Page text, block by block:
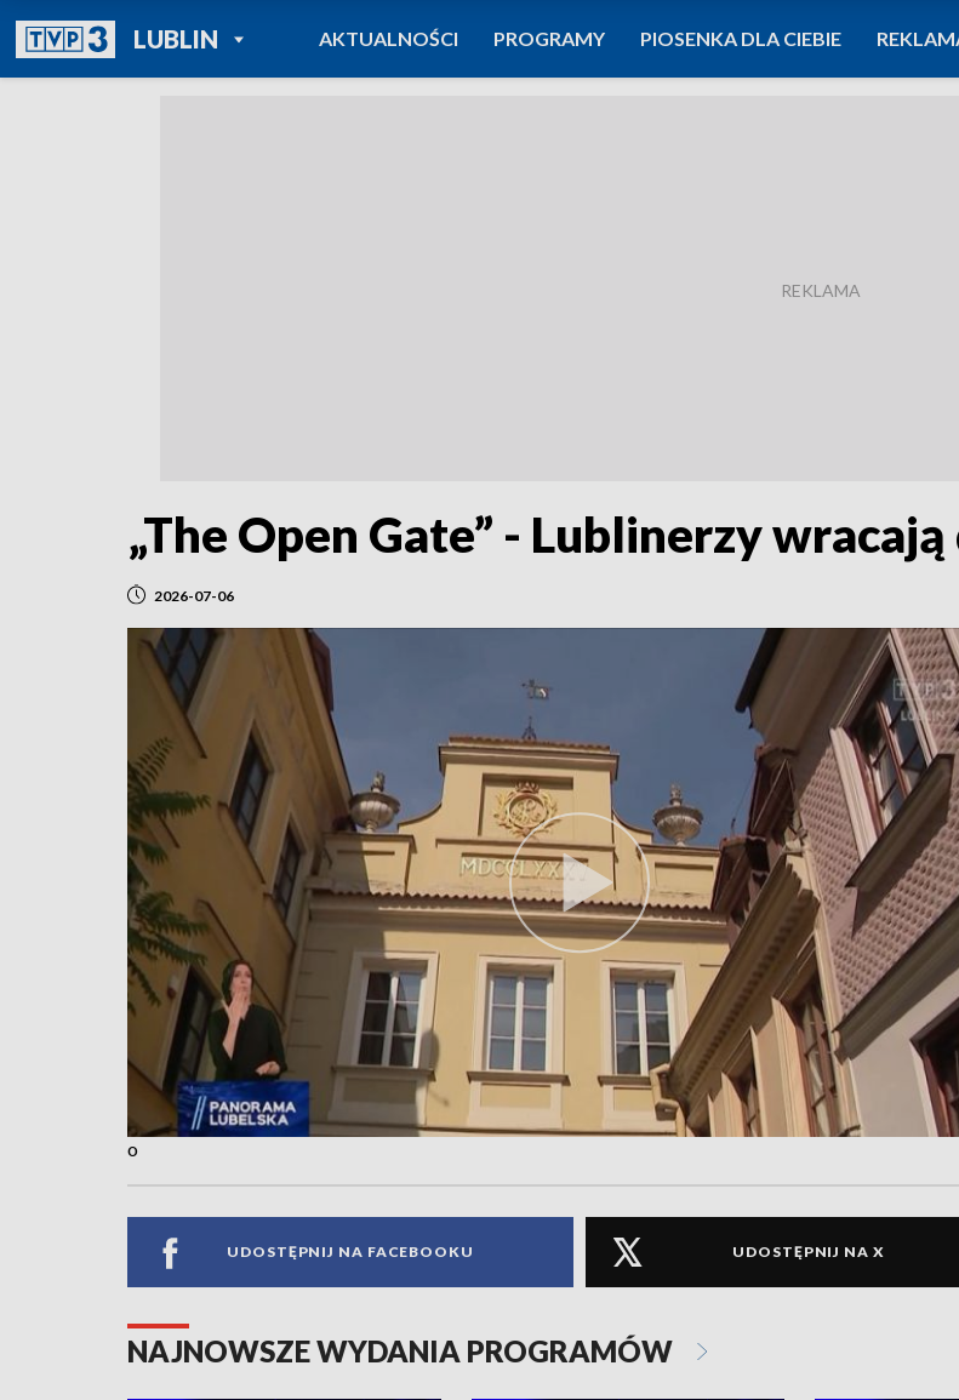
LUBLINPOWRÓT DO
TVP REGIONY
AKTUALNOŚCI PROGRAMY PIOSENKA DLA CIEBIE
„The Open Gate” - Lublinerzy
2026-07-06
o
UDOSTĘPNIJ NA FACEBOOKU UDOSTĘPNIJ NA X
NAJNOWSZE WYDANIA PROGRAMÓW